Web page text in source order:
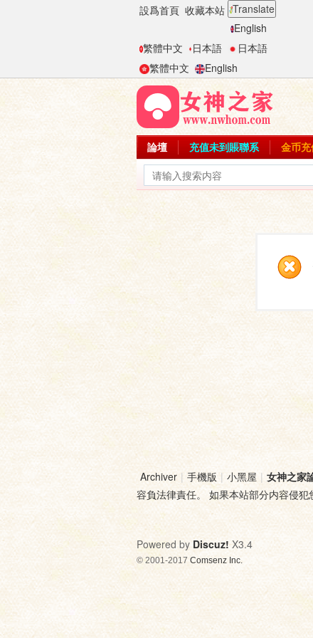
設爲首頁 收藏本站 Translate
English
繁體中文
日本語
日本語
繁體中文
English
論壇 充值未到賬聯系 金币
Archiver | 手機版 | 小黑屋 | 女神之家
容負法律責任。 如果本站部分内容侵
Powered by Discuz! X3.4
© 2001-2017 Comsenz Inc.